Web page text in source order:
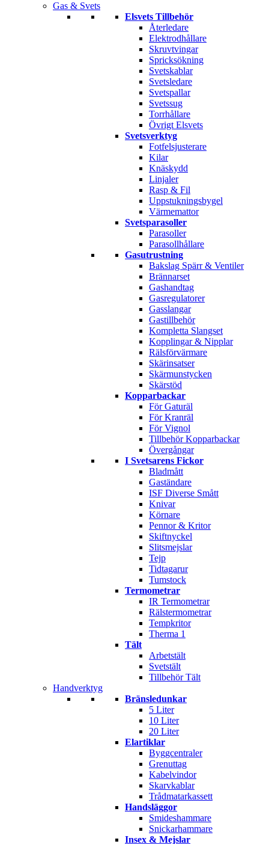
Gas & Svets
Elsvets Tillbehör
Återledare
Elektrodhållare
Skruvtvingar
Spricksökning
Svetskablar
Svetsledare
Svetspallar
Svetssug
Torrhållare
Övrigt Elsvets
Svetsverktyg
Fotfelsjusterare
Kilar
Knäskydd
Linjaler
Rasp & Fil
Uppstukningsbygel
Värmemattor
Svetsparasoller
Parasoller
Parasollhållare
Gasutrustning
Bakslag Spärr & Ventiler
Brännarset
Gashandtag
Gasregulatorer
Gasslangar
Gastillbehör
Kompletta Slangset
Kopplingar & Nipplar
Rälsförvärmare
Skärinsatser
Skärmunstycken
Skärstöd
Kopparbackar
För Gaturäl
För Kranräl
För Vignol
Tillbehör Kopparbackar
Övergångar
I Svetsarens Fickor
Bladmått
Gaständare
ISF Diverse Smått
Knivar
Körnare
Pennor & Kritor
Skiftnyckel
Slitsmejslar
Tejp
Tidtagarur
Tumstock
Termometrar
IR Termometrar
Rälstermometrar
Tempkritor
Therma 1
Tält
Arbetstält
Svetstält
Tillbehör Tält
Handverktyg
Bränsledunkar
5 Liter
10 Liter
20 Liter
Elartiklar
Byggcentraler
Grenuttag
Kabelvindor
Skarvkablar
Trådmatarkassett
Handsläggor
Smideshammare
Snickarhammare
Insex & Mejslar